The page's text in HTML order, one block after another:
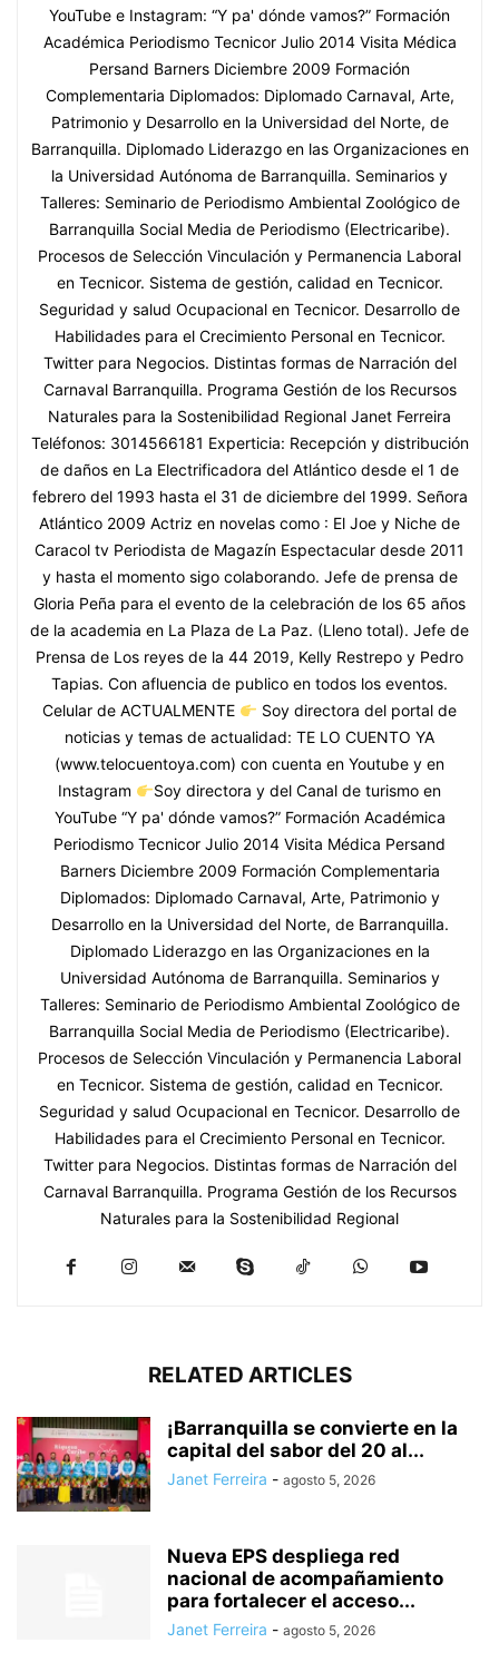
YouTube e Instagram: “Y pa' dónde vamos?” Formación
Académica Periodismo Tecnicor Julio 2014 Visita Médica
Persand Barners Diciembre 2009 Formación
Complementaria Diplomados: Diplomado Carnaval, Arte,
Patrimonio y Desarrollo en la Universidad del Norte, de
Barranquilla. Diplomado Liderazgo en las Organizaciones en
la Universidad Autónoma de Barranquilla. Seminarios y
Talleres: Seminario de Periodismo Ambiental Zoológico de
Barranquilla Social Media de Periodismo (Electricaribe).
Procesos de Selección Vinculación y Permanencia Laboral
en Tecnicor. Sistema de gestión, calidad en Tecnicor.
Seguridad y salud Ocupacional en Tecnicor. Desarrollo de
Habilidades para el Crecimiento Personal en Tecnicor.
Twitter para Negocios. Distintas formas de Narración del
Carnaval Barranquilla. Programa Gestión de los Recursos
Naturales para la Sostenibilidad Regional Janet Ferreira
Teléfonos: 3014566181 Experticia: Recepción y distribución
de daños en La Electrificadora del Atlántico desde el 1 de
febrero del 1993 hasta el 31 de diciembre del 1999. Señora
Atlántico 2009 Actriz en novelas como : El Joe y Niche de
Caracol tv Periodista de Magazín Espectacular desde 2011
y hasta el momento sigo colaborando. Jefe de prensa de
Gloria Peña para el evento de la celebración de los 65 años
de la academia en La Plaza de La Paz. (Lleno total). Jefe de
Prensa de Los reyes de la 44 2019, Kelly Restrepo y Pedro
Tapias. Con afluencia de publico en todos los eventos.
Celular de ACTUALMENTE
Soy directora del portal de
noticias y temas de actualidad: TE LO CUENTO YA
(www.telocuentoya.com) con cuenta en Youtube y en
Instagram
Soy directora y del Canal de turismo en
YouTube “Y pa' dónde vamos?” Formación Académica
Periodismo Tecnicor Julio 2014 Visita Médica Persand
Barners Diciembre 2009 Formación Complementaria
Diplomados: Diplomado Carnaval, Arte, Patrimonio y
Desarrollo en la Universidad del Norte, de Barranquilla.
Diplomado Liderazgo en las Organizaciones en la
Universidad Autónoma de Barranquilla. Seminarios y
Talleres: Seminario de Periodismo Ambiental Zoológico de
Barranquilla Social Media de Periodismo (Electricaribe).
Procesos de Selección Vinculación y Permanencia Laboral
en Tecnicor. Sistema de gestión, calidad en Tecnicor.
Seguridad y salud Ocupacional en Tecnicor. Desarrollo de
Habilidades para el Crecimiento Personal en Tecnicor.
Twitter para Negocios. Distintas formas de Narración del
Carnaval Barranquilla. Programa Gestión de los Recursos
Naturales para la Sostenibilidad Regional
RELATED ARTICLES
¡Barranquilla se convierte en la
capital del sabor del 20 al...
Janet Ferreira - agosto 5, 2026
Nueva EPS despliega red
nacional de acompañamiento
para fortalecer el acceso...
Janet Ferreira - agosto 5, 2026